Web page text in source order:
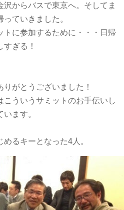
沢からバスで東京へ。そしてま
ていきました。
トに参加するために・・・日帰
ぎる！
がとうございました！
こういうサミットのお手伝いし
ます。
るキーとなった4人。